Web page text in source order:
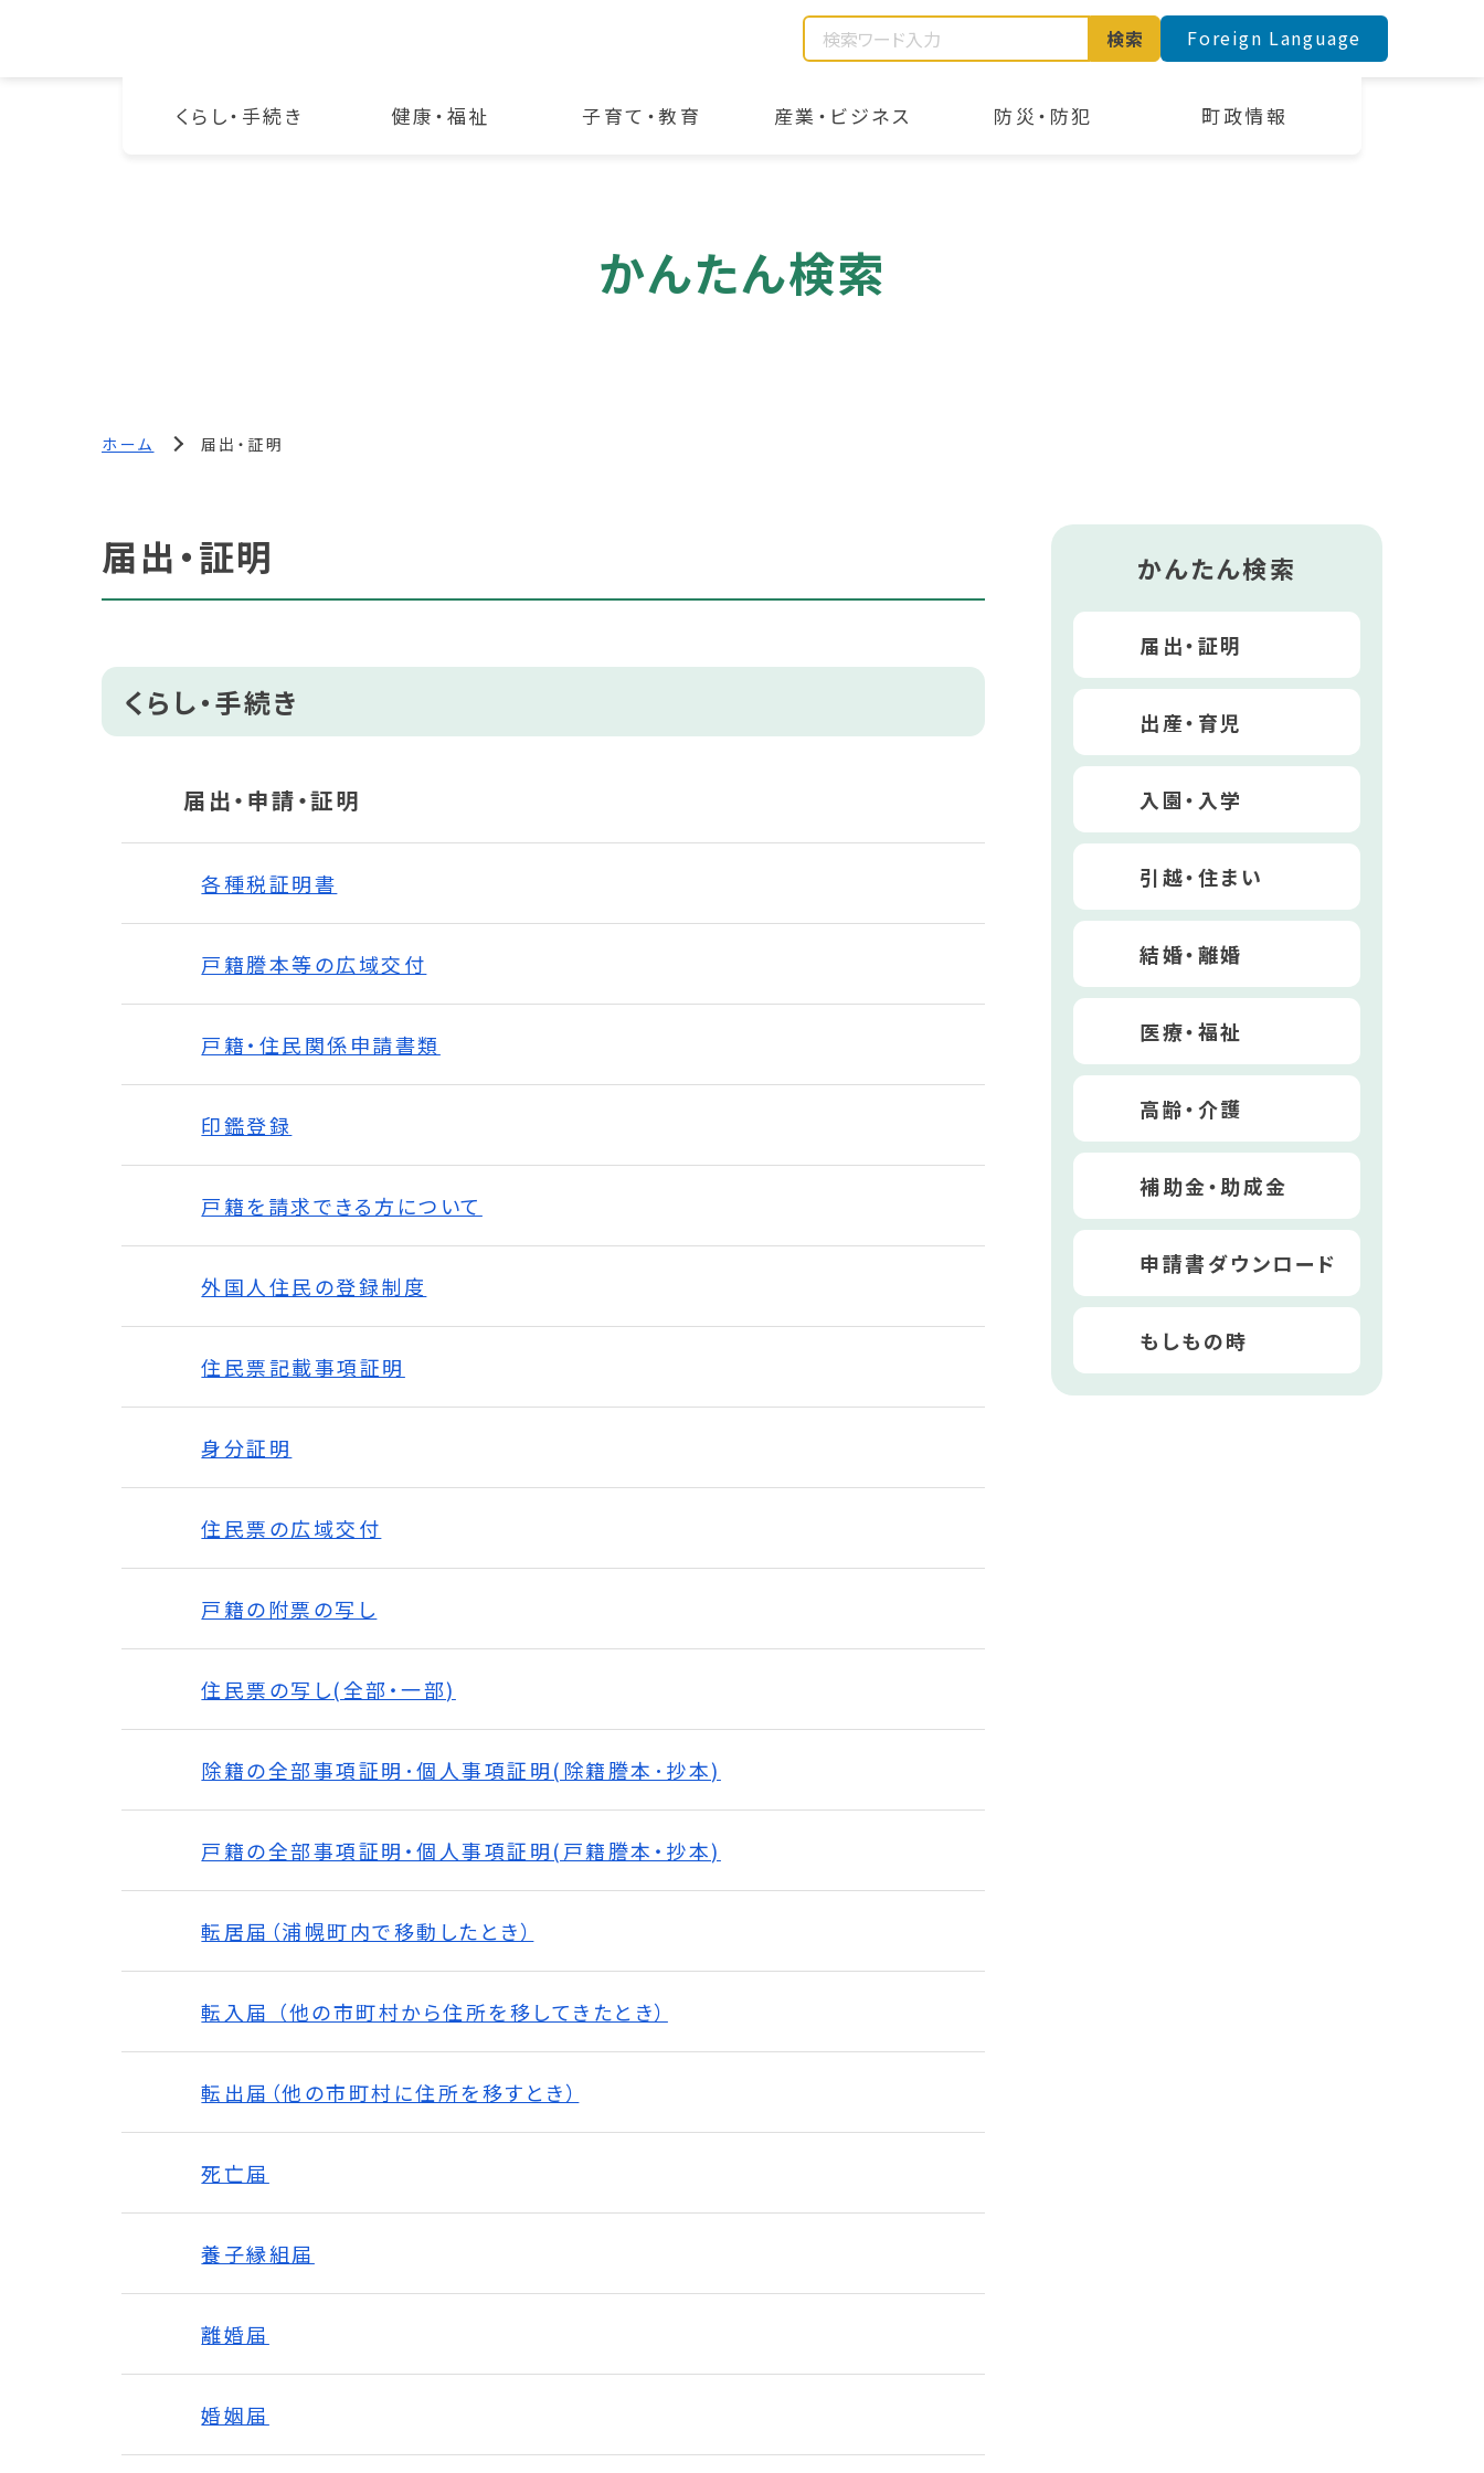
くらし・手続き 健康・福祉 子育て・教育 産業・ビジネス 防災・防犯 町政情報
検索 Foreign Language
かんたん検索
ホーム 届出・証明
届出・証明
くらし・手続き
届出・申請・証明
各種税証明書
戸籍謄本等の広域交付
戸籍・住民関係申請書類
印鑑登録
戸籍を請求できる方について
外国人住民の登録制度
住民票記載事項証明
身分証明
住民票の広域交付
戸籍の附票の写し
住民票の写し(全部・一部)
除籍の全部事項証明･個人事項証明(除籍謄本･抄本)
戸籍の全部事項証明・個人事項証明(戸籍謄本・抄本)
転居届（浦幌町内で移動したとき）
転入届 （他の市町村から住所を移してきたとき）
転出届（他の市町村に住所を移すとき）
死亡届
養子縁組届
離婚届
婚姻届
かんたん検索
届出・証明
出産・育児
入園・入学
引越・住まい
結婚・離婚
医療・福祉
高齢・介護
補助金・助成金
申請書ダウンロード
もしもの時